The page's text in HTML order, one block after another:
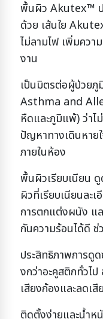
พื้นผิว Akutex™
ด้วย เส้นใย
ไม่ลามไฟ เพิ่มควา
งาน
เป็นมิตรต่อผู้ป่วยภู
Asthma and
หืดและภูมิแพ้) ว่าไ
ปัญหาทางเดินหาย
ภายในห้อง
พื้นผิวเรียบเนียน
ผิวที่เรียบเนียนละ
การตกแต่งผนัง แ
กันความร้อนได้ดี
ประสิทธิภาพการดู
งกว่าอะคูสติกทั่วไ
เสียงก้องและลดเ
ติดตั้งง่ายและน้ำห